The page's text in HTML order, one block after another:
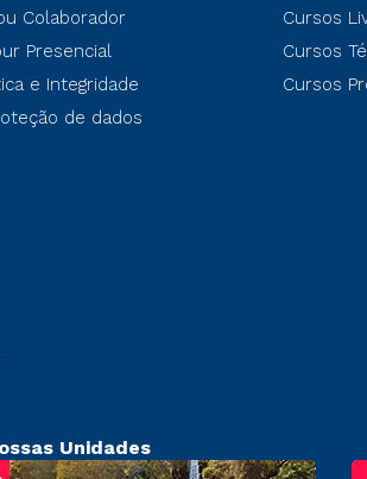
Colaborador
Presencial
e Integridade
de dados
Cursos
Cursos
Cursos
Unidades